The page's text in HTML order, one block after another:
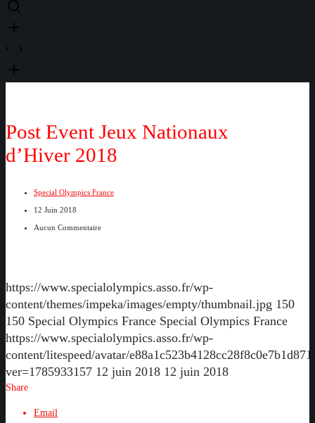
Post Event Jeux Nationaux
d’Hiver 2018
Special Olympics France
12 Juin 2018
Aucun Commentaire
https://www.specialolympics.asso.fr/wp-
content/themes/impeka/images/empty/thumbnail.jpg 150
150 Special Olympics France Special Olympics France
https://www.specialolympics.asso.fr/wp-
content/litespeed/avatar/
ver=1785933157 12 juin 2018 12 juin 2018
Share
Email